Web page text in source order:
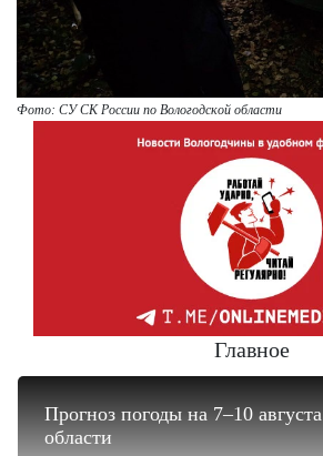
Фото: СУ СК России по Вологодской области
Главное
Прогноз погоды на 7–10
области